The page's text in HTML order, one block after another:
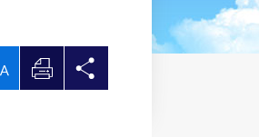
放 列